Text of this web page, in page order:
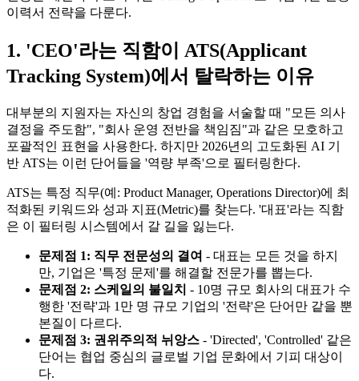
이력서 전략을 다룬다.
1. 'CEO'라는 직함이 ATS(Applicant
Tracking System)에서 탈락하는 이유
대부분의 지원자는 자신의 창업 경험을 서술할 때 "모든 의사
결정을 주도함", "회사 운영 전반을 책임짐"과 같은 모호하고
포괄적인 표현을 사용한다. 하지만 2026년의 고도화된 AI 기
반 ATS는 이런 단어들을 '역량 부족'으로 필터링한다.
ATS는 특정 직무(예: Product Manager, Operations Director)에 최
적화된 키워드와 성과 지표(Metric)를 찾는다. '대표'라는 직함
은 이 필터링 시스템에서 갈 길을 잃는다.
문제점 1: 직무 전문성의 결여 - 대표는 모든 것을 하지
만, 기업은 '특정 문제'를 해결할 전문가를 뽑는다.
문제점 2: 스케일의 불일치 - 10명 규모 회사의 대표가 수
행한 '전략'과 1만 명 규모 기업의 '전략'은 단어만 같을 뿐
본질이 다르다.
문제점 3: 권위주의적 뉘앙스 - 'Directed', 'Controlled' 같은
단어는 협업 중심의 글로벌 기업 문화에서 기피 대상이
다.